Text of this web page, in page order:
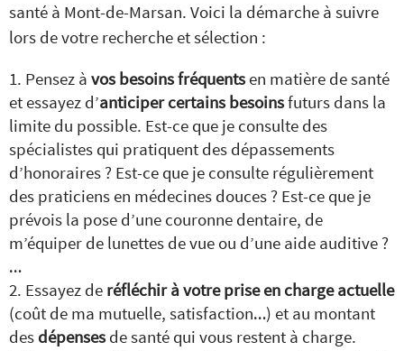
santé à Mont-de-Marsan. Voici la démarche à suivre
lors de votre recherche et sélection :
Pensez à vos besoins fréquents en matière de santé
et essayez d’anticiper certains besoinsfuturs dans la
limite du possible. Est-ce que je consulte des
spécialistes qui pratiquent des dépassements
d’honoraires ? Est-ce que je consulte régulièrement
des praticiens en médecines douces ? Est-ce que je
prévois la pose d’une couronne dentaire, de
m’équiper de lunettes de vue ou d’une aide auditive ?
…
Essayez de réfléchir à votre prise en charge actuelle
(coût de ma mutuelle, satisfaction…) et au montant
des dépenses de santé qui vous restent à charge.